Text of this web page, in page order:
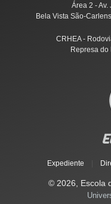
Área 2 -
Bela Vista São-
CRHEA -
Represa do
Expediente
© 2026, Escola